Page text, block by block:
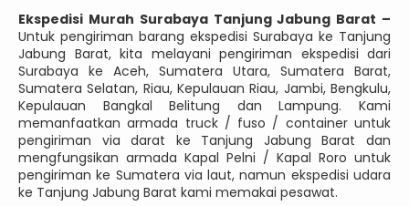
Ekspedisi Murah Surabaya Tanjung Jabung Barat –
Untuk pengiriman barang ekspedisi Surabaya ke Tanjung
Jabung Barat, kita melayani pengiriman ekspedisi dari
Surabaya ke Aceh, Sumatera Utara, Sumatera Barat,
Sumatera Selatan, Riau, Kepulauan Riau, Jambi, Bengkulu,
Kepulauan Bangkal Belitung dan Lampung. Kami
memanfaatkan armada truck / fuso / container untuk
pengiriman via darat ke Tanjung Jabung Barat dan
mengfungsikan armada Kapal Pelni / Kapal Roro untuk
pengiriman ke Sumatera via laut, namun ekspedisi udara
ke Tanjung Jabung Barat kami memakai pesawat.